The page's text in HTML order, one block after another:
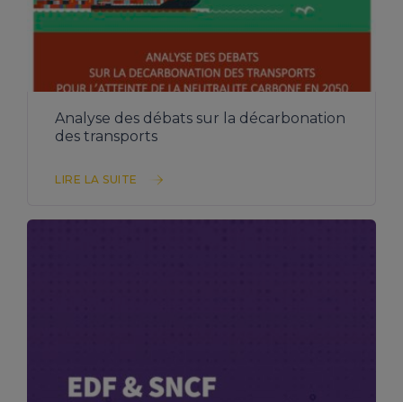
Analyse des débats sur la décarbonation
des transports
LIRE LA SUITE